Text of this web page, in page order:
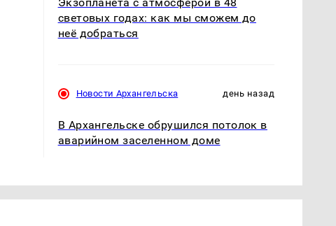
световых годах: как мы сможем до
неё добраться
Новости Архангельска день назад
В Архангельске обрушился потолок в
аварийном заселенном доме